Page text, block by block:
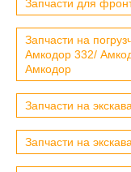
Запчасти для
Запчасти на
Амкодор 332/
Амкодор
Запчасти на
Запчасти на